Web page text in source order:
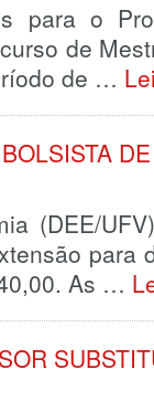
para o
de
de …
(DEE/
para
As …